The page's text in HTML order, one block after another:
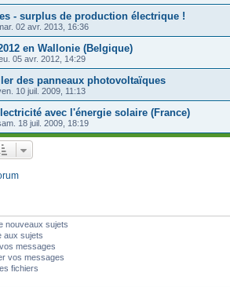
- surplus de production électrique !
02 avr. 2013, 16:36
en Wallonie (Belgique)
05 avr. 2012, 14:29
des panneaux photovoltaïques
10 juil. 2009, 11:13
avec l'énergie solaire (France)
18 juil. 2009, 18:19
nouveaux sujets
aux sujets
messages
vos messages
fichiers